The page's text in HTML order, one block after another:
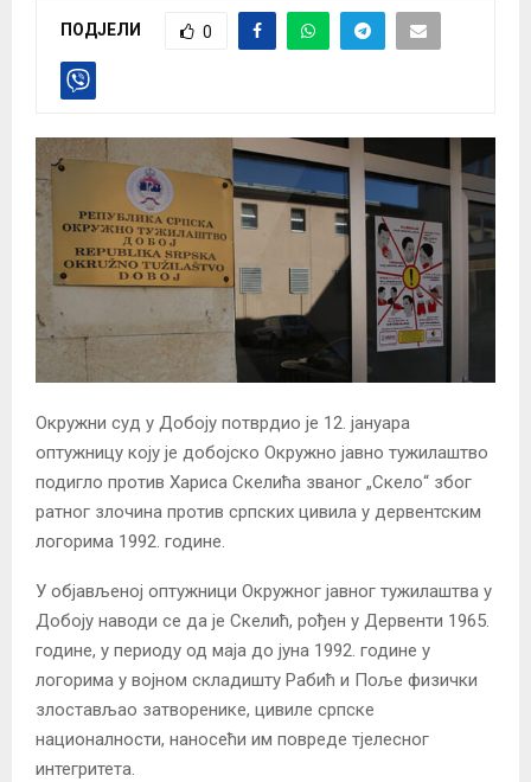
ПОДЈЕЛИ 0
Окружни суд у Добоју потврдио је 12. јануара
оптужницу коју је добојско Окружно јавно тужилаштво
подигло против Хариса Скелића званог „Скело“ због
ратног злочина против српских цивила у дервентским
логорима 1992. године.
У објављеној оптужници Окружног јавног тужилаштва у
Добоју наводи се да је Скелић, рођен у Дервенти 1965.
године, у периоду од маја до јуна 1992. године у
логорима у војном складишту Рабић и Поље физички
злостављао затворенике, цивиле српске
националности, наносећи им повреде тјелесног
интегритета.